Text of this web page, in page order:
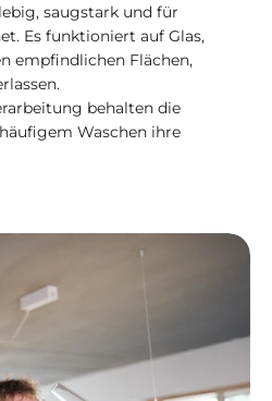
saugstark und für
Es funktioniert auf Glas,
empfindlichen Flächen,
behalten die
Waschen ihre